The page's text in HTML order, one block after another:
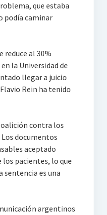
que estaba
podía caminar
reduce al 30%
la Universidad de
llegar a juicio
Rein ha tenido
contra los
documentos
aceptado
pacientes, lo que
sentencia es una
argentinos